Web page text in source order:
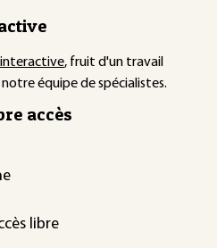
, fruit d'un travail
équipe de spécialistes.
accès
libre